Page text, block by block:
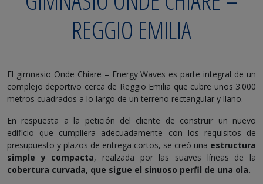
REGGIO EMILIA
El gimnasio Onde Chiare – Energy Waves es parte integral de un
complejo deportivo cerca de Reggio Emilia que cubre unos 3.000
metros cuadrados a lo largo de un terreno rectangular y llano.
En respuesta a la petición del cliente de construir un nuevo
edificio que cumpliera adecuadamente con los requisitos de
presupuesto y plazos de entrega cortos, se creó una estructura
simple y compacta, realzada por las suaves líneas de la
cobertura curvada, que sigue el sinuoso perfil de una ola.